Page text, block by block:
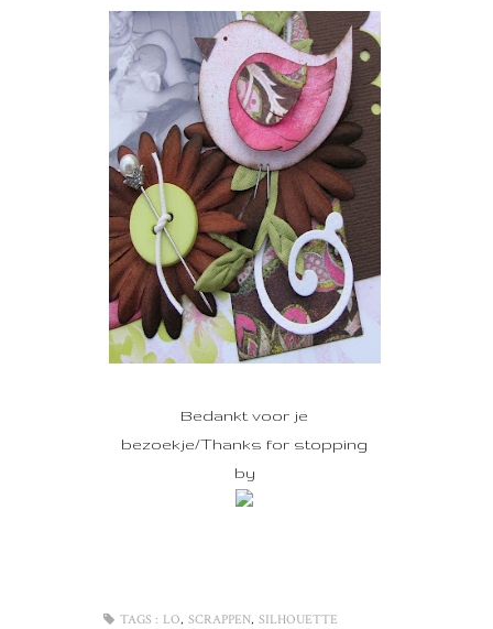
Bedankt voor je
bezoekje/Thanks for stopping
by
TAGS : LO, SCRAPPEN, SILHOUETTE